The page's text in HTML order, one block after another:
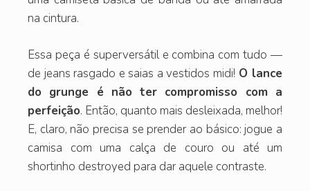
na cintura.
Essa peça é superversátil e combina com tudo —
de jeans rasgado e saias a vestidos midi! O lance
do grunge é não ter compromisso com a
perfeição. Então, quanto mais desleixada, melhor!
E, claro, não precisa se prender ao básico: jogue a
camisa com uma calça de couro ou até um
shortinho destroyed para dar aquele contraste.